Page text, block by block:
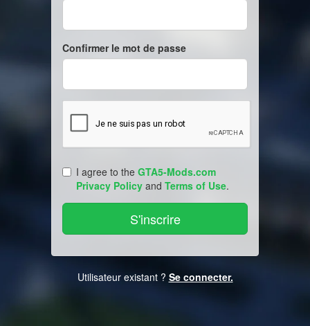
Confirmer le mot de passe
I agree to the GTA5-Mods.com
Privacy Policy and Terms of Use.
Utilisateur existant ? Se connecter.